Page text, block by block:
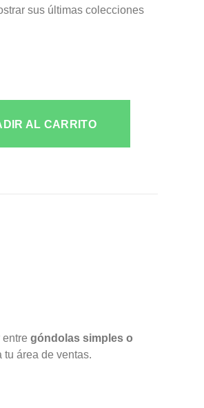
sus últimas colecciones
AL CARRITO
góndolas simples o
tu área de ventas.